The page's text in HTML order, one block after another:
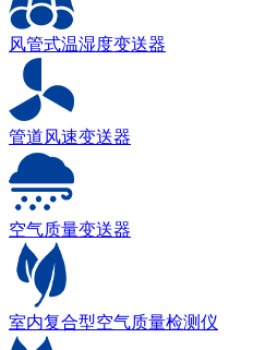
风管式温湿度变送器
管道风速变送器
空气质量变送器
室内复合型空气质量检测仪